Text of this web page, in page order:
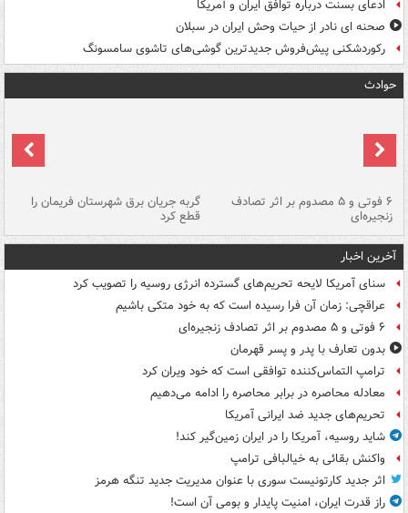
ادعای بسنت درباره توافق ایران و آمریکا
صحنه ای نادر از حیات وحش ایران در سبلان
رکوردشکنی پیش‌فروش جدیدترین گوشی‌های تاشوی سامسونگ
حوادث
۶ فوتی و ۵ مصدوم بر اثر تصادف
زنجیره‌ای
گربه جریان برق شهرستان فریمان را
قطع کرد
آخرین اخبار
سنای آمریکا لایحه تحریم‌های گسترده انرژی روسیه را تصویب کرد
عراقچی: زمان آن فرا رسیده است که به خود متکی باشیم
۶ فوتی و ۵ مصدوم بر اثر تصادف زنجیره‌ای
بدون تعارف با پدر و پسر قهرمان
ترامپ التماس‌کننده توافقی است که خود ویران کرد
معادله محاصره در برابر محاصره را ادامه می‌دهیم
تحریم‌های جدید ضد ایرانی آمریکا
شاید روسیه، آمریکا را در ایران زمین‌گیر کند!
واکنش بقائی به خیالبافی ترامپ
اثر جدید کارتونیست سوری با عنوان مدیریت جدید تنگه هرمز
راز قدرت ایران، امنیت پایدار و بومی آن است!